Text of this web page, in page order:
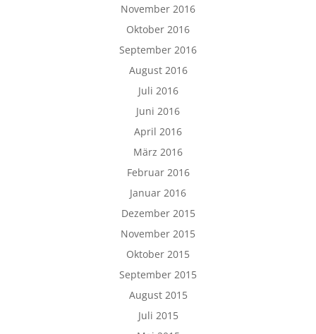
November 2016
Oktober 2016
September 2016
August 2016
Juli 2016
Juni 2016
April 2016
März 2016
Februar 2016
Januar 2016
Dezember 2015
November 2015
Oktober 2015
September 2015
August 2015
Juli 2015